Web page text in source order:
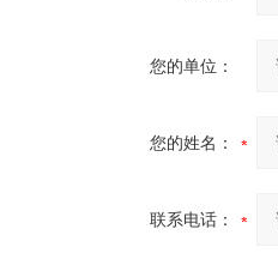
您的单位：
您的姓名：
联系电话：